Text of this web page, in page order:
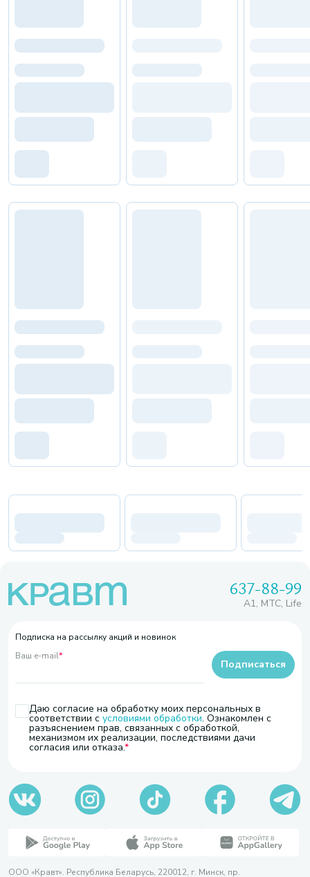
637-88-99
A1, МТС, Life
Подписка на рассылку акций и новинок
Ваш e-mail*
Даю согласие на обработку моих персональных в
соответствии с условиями обработки. Ознакомлен с
разъяснением прав, связанных с обработкой,
механизмом их реализации, последствиями дачи
согласия или отказа.
Подписаться
ООО «Кравт». Республика Беларусь, 220012, г. Минск, пр.